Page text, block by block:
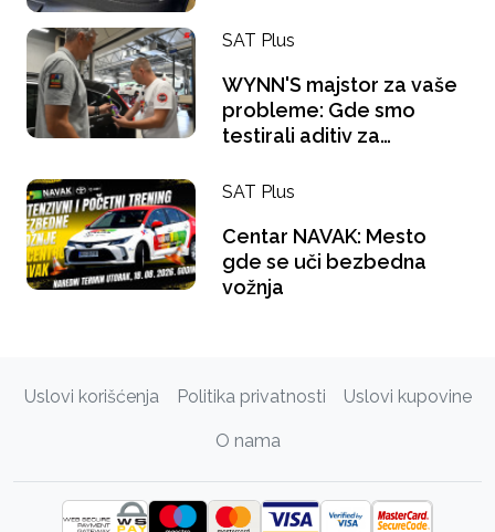
SAT Plus
WYNN'S majstor za vaše
probleme: Gde smo
testirali aditiv za
na pauzi za kafu?
SAT Plus
Centar NAVAK: Mesto
gde se uči bezbedna
vožnja
Uslovi korišćenja Politika privatnosti Uslovi kupovine
O nama